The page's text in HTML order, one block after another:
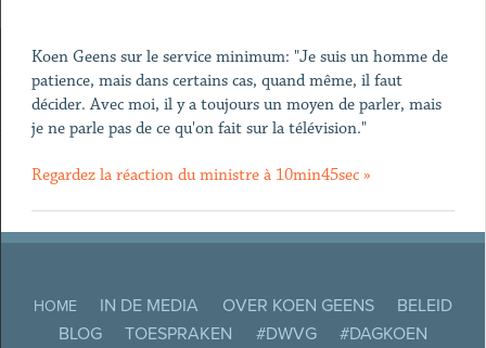
Koen Geens sur le service minimum: "Je suis un homme de
patience, mais dans certains cas, quand même, il faut
décider. Avec moi, il y a toujours un moyen de parler, mais
je ne parle pas de ce qu'on fait sur la télévision."
Regardez la réaction du ministre à 10min45sec »
HOME IN DE MEDIA OVER KOEN GEENS
BELEID
BLOG
TOESPRAKEN #DWVG
#DAGKOEN